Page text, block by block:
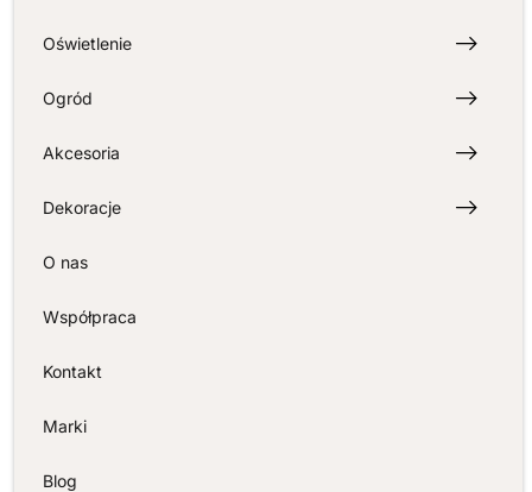
Oświetlenie
Ogród
Akcesoria
Dekoracje
O nas
Współpraca
Kontakt
Marki
Blog